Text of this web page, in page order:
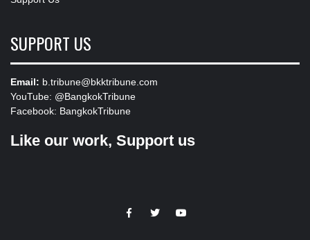
SUPPORT US
Email: b.tribune@bkktribune.com
YouTube: @BangkokTribune
Facebook: BangkokTribune
Like our work, Support us
https://facebook.com
https://www.twitter.com
https://www.youtube.com